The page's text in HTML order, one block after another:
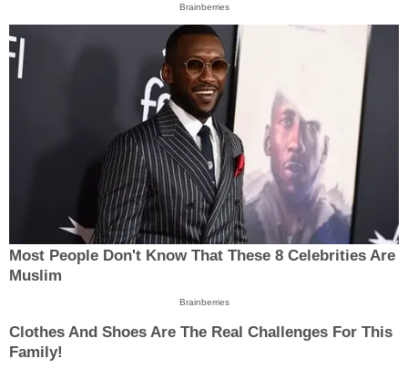
Brainberries
Most People Don't Know That These 8 Celebrities Are
Muslim
Brainberries
Clothes And Shoes Are The Real Challenges For This
Family!